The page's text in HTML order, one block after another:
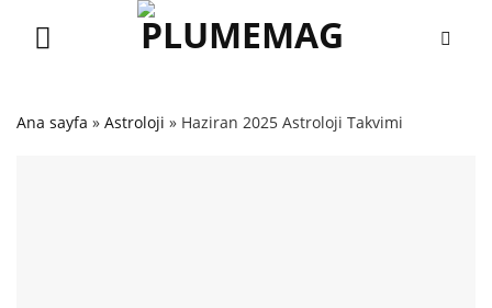
Ana sayfa » Astroloji » Haziran 2025 Astroloji Takvimi